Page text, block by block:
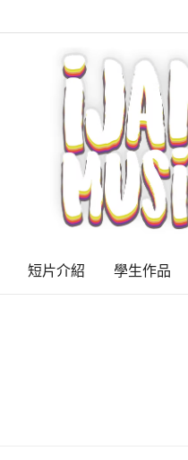
短片介紹 學生作品